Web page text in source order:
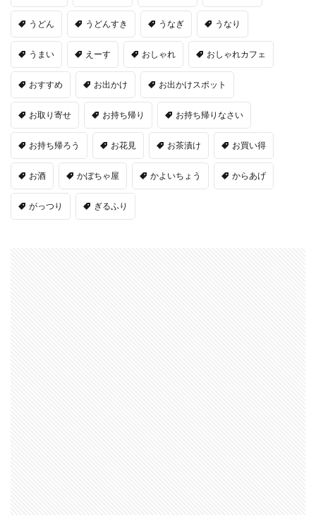
うどん うどんすき うなぎ うなり
うまい えーす おしゃれ おしゃれカフェ
おすすめ お出かけ お出かけスポット
お取り寄せ お持ち帰り お持ち帰りなさい
お持ち帰ろう お花見 お茶漬け お買い得
お酒 かぼちゃ屋 かよいちょう からあげ
がっつり ぎるふり